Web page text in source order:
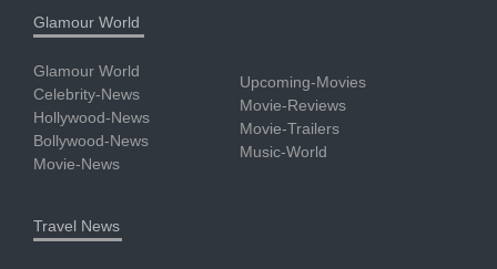
Glamour World
Glamour World
Celebrity-News
Hollywood-News
Bollywood-News
Movie-News
Upcoming-Movies
Movie-Reviews
Movie-Trailers
Music-World
Travel News